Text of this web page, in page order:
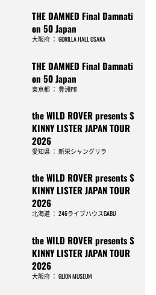
THE DAMNED Final Damnati
on 50 Japan
大阪府 ：GORILLA HALL OSAKA
THE DAMNED Final Damnati
on 50 Japan
東京都 ：豊洲PIT
the WILD ROVER presents S
KINNY LISTER JAPAN TOUR
2026
愛知県 ：新栄シャングリラ
the WILD ROVER presents S
KINNY LISTER JAPAN TOUR
2026
北海道 ：246ライブハウスGABU
the WILD ROVER presents S
KINNY LISTER JAPAN TOUR
2026
大阪府 ：GLION MUSEUM